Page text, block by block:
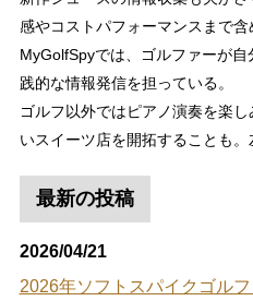
感やコストパフォーマンスまで含
MyGolfSpyでは、ゴルファーが
践的な情報発信を担っている。
ゴルフ以外ではピアノ演奏を楽
いスイーツ店を開拓することも。
最新の投稿
2026/04/21
2026年ソフトスパイクゴル